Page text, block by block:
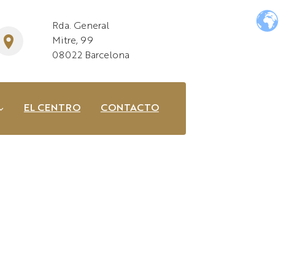
Rda. General
Mitre, 99
08022 Barcelona
EL CENTRO CONTACTO